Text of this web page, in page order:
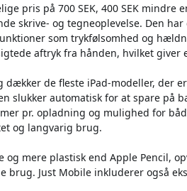
pris på 700 SEK, 400 SEK mindre
skrive- og tegneoplevelse. Den
som trykfølsomhed og
aftryk fra hånden, hvilket
de fleste iPad-modeller, der
slukker automatisk for at spare på
pr. opladning og mulighed for
og langvarig brug.
og mere plastisk end Apple Pencil,
brug. Just Mobile inkluderer også